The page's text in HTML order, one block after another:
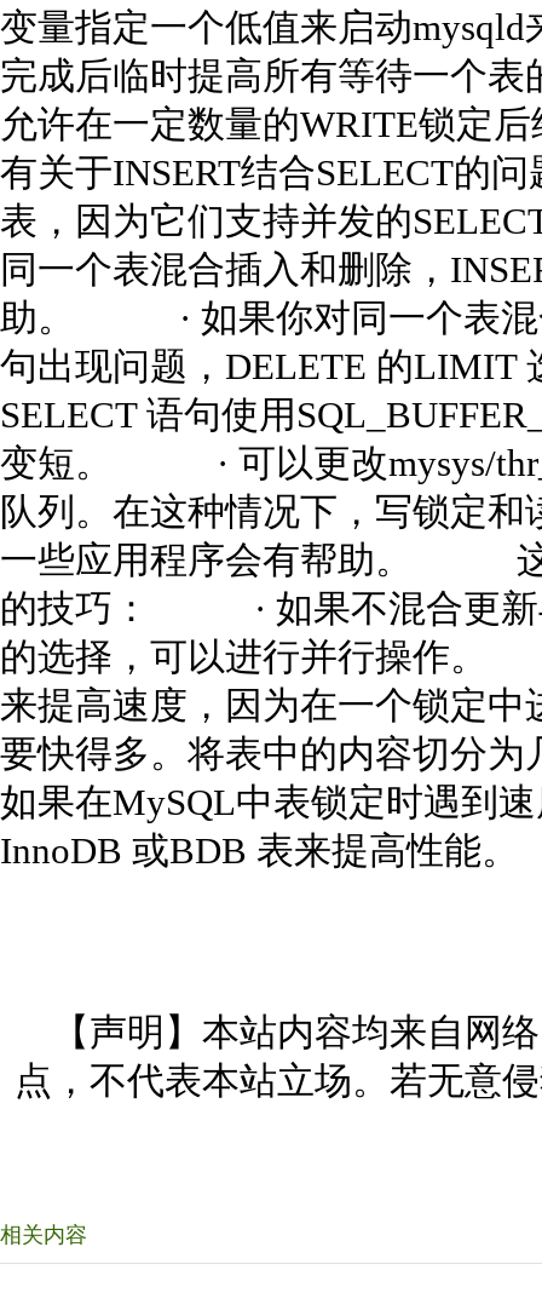
变量指定一个低值来启动
完成后临时提高所有等待一个表
允许在一定数量的WRITE锁
有关于INSERT结合SELECT的
表，因为它们支持并发的
同一个表混合插入和删除，
助。 · 如果你对同一个表混
句出现问题，DELETE 的
SELECT 语句使用
变短。 · 可以更改mysys/
队列。在这种情况下，写锁定
一些应用程序会有帮助。 这
的技巧： · 如果不混合更新
的选择，可以进行并行操作
来提高速度，因为在一个锁定
要快得多。将表中的内容切
如果在MySQL中表锁定时遇到
InnoDB 或BDB 表来提高性能。
【声明】本站内容均来自网
点，不代表本站立场。若无意
相关内容